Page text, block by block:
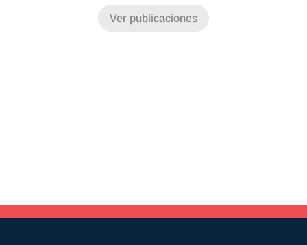
Ver publicaciones